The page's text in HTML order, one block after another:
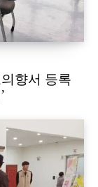
향서 등록